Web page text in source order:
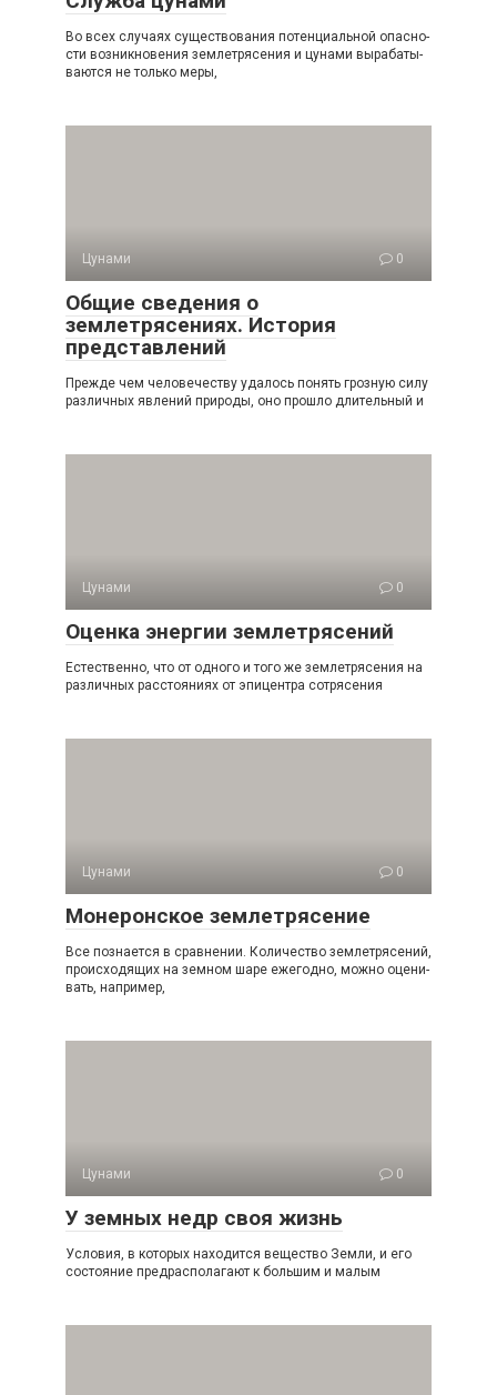
Во всех случаях существования потенциальной опасно­
сти возникновения землетрясения и цунами вырабаты­
ваются не только меры,
Цунами 0
Общие сведения о
землетрясениях. История
представлений
Прежде чем человечеству удалось понять грозную силу
раз­личных явлений природы, оно прошло длительный и
Цунами 0
Оценка энергии землетрясений
Естественно, что от одного и того же землетрясения на
различных расстояниях от эпицентра сотрясения
Цунами 0
Монеронское землетрясение
Все познается в сравнении. Количество землетрясений,
происходящих на земном шаре ежегодно, можно оцени­
вать, например,
Цунами 0
У земных недр своя жизнь
Условия, в которых находится вещество Земли, и его
со­стояние предрасполагают к большим и малым